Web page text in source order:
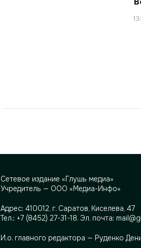
Сетевое издание «Глушь медиа»
Учредитель — ООО «Медиа-Инфо»
Адрес: 410012, г. Саратов, Киселева, 47
Тел.: +7 (8452) 27-31-18. Эл. почта:
И.о. главного редактора — Руденко